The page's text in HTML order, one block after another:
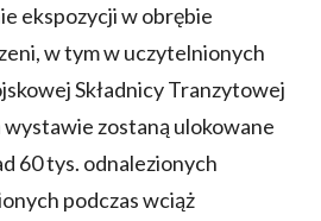
ekspozycji w obrębie
w tym w uczytelnionych
Składnicy Tranzytowej
zostaną ulokowane
60 tys. odnalezionych
podczas wciąż